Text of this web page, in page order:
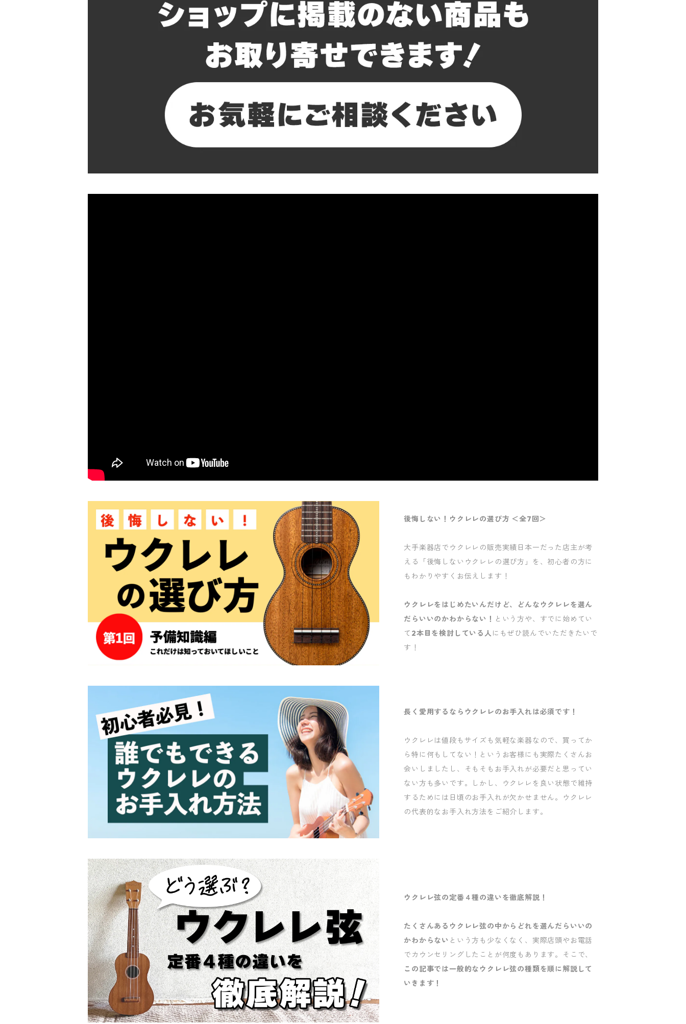
後悔しない！ウクレレの選び方 ＜全7回＞
大手楽器店でウクレレの販売実績日本一だった店主が考
える「後悔しないウクレレの選び方」を、初心者の方に
もわかりやすくお伝えします！
ウクレレをはじめたいんだけど、どんなウクレレを選ん
だらいいのかわからない！ という方や、すでに始めてい
て 2本目を検討している人 にもぜひ読んでいただきたいで
す！
長く愛用するならウクレレのお手入れは必須です！
ウクレレは値段もサイズも気軽な楽器なので、買ってか
ら特に何もしてない！というお客様にも実際たくさんお
会いしましたし、そもそもお手入れが必要だと思ってい
ない方も多いです。しかし、ウクレレを良い状態で維持
するためには日頃のお手入れが欠かせません。ウクレレ
の代表的なお手入れ方法をご紹介します。
ウクレレ弦の定番４種の違いを徹底解説！
たくさんあるウクレレ弦の中からどれを選んだらいいの
かわからない という方も少なくなく、実際店頭やお電話
でカウンセリングしたことが何度もあります。そこで、
この記事では一般的なウクレレ弦の種類を順に解説して
いきます！